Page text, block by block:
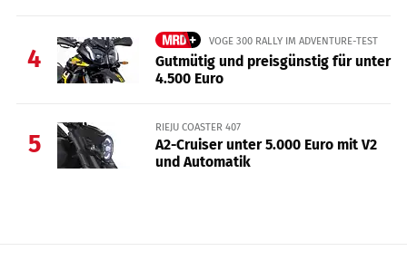
4
VOGE 300 RALLY IM ADVENTURE-TEST
Gutmütig und preisgünstig für unter
4.500 Euro
5
RIEJU COASTER 407
A2-Cruiser unter 5.000 Euro mit V2
und Automatik